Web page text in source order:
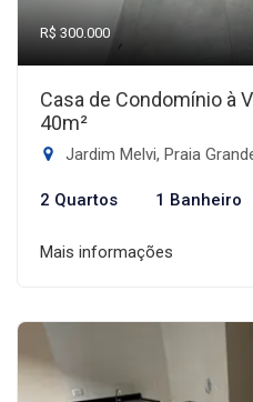
R$ 300.000
Casa de Condomínio à
40m²
Jardim Melvi, Praia
2 Quartos 1 Banheiro
Mais informações